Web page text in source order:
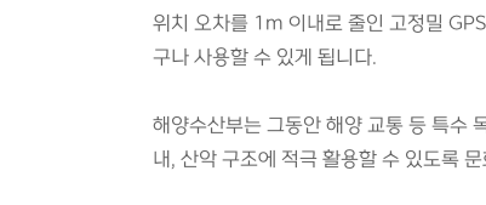
위치 오차를 1m 이내로 줄인 고정밀
구나 사용할 수 있게 됩니다.
해양수산부는 그동안 해양 교통 등 특수
내, 산악 구조에 적극 활용할 수 있도록